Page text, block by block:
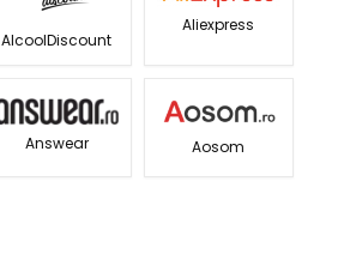
AlcoolDiscount
Aliexpress
Answear Aosom